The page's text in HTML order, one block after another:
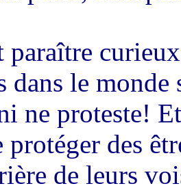
paraître
dans le monde
ne proteste!
des
de leurs